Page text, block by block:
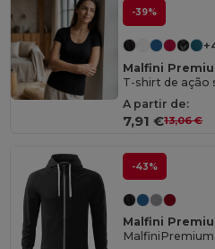
-39%
Malfini
T-shirt de ação
A partir de:
7,91 €13,06 €
-43%
Malfini